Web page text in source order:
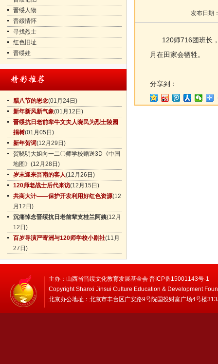
晋绥人物
晋綏情怀
寻找烈士
红色旧址
晋绥娃
腊八节的思念(01月24日)
新年新风新气象(01月12日)
晋绥抗日老前辈牛文夫人晓民为烈士陵园
捐树(01月05日)
新年贺词(12月29日)
贺晓明大姐向一二〇师学校赠送3D《中国
地图》 (12月28日)
岁末迎来晋南的客人(12月26日)
120师老战士后代来访(12月15日)
共商大计——保护开发利用好红色资源(12
月12日)
沉痛悼念晋绥抗日老前辈支桂兰阿姨(12月
12日)
百岁导演严寄洲与120师学校小剧社(11月
27日)
发布日期
120师716团班长，
月在田家会牺牲。
分享到：
主办：山西省晋绥文化教育发展基金会 晋ICP备15001143号-1
Copyright Shanxi Jinsui Culture Education & Development
北京办公地址：北京市丰台区广安路9号院国投财富广场4号楼